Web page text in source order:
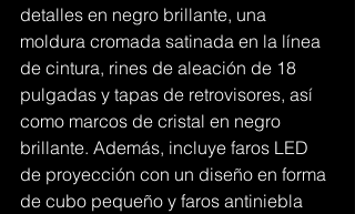
detalles en negro brillante, una
moldura cromada satinada en la línea
de cintura, rines de aleación de 18
pulgadas y tapas de retrovisores, así
como marcos de cristal en negro
brillante. Además, incluye faros LED
de proyección con un diseño en forma
de cubo pequeño y faros antiniebla